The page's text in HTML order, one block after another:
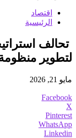
اقتصاد
الرئيسية
لتطوير
مايو 21, 2026
Facebook
X
Pinterest
WhatsApp
Linkedin